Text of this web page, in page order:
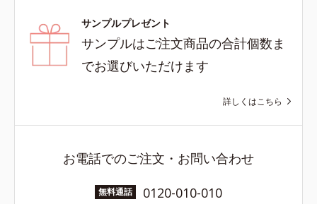
サンプルプレゼント
サンプルはご注文商品の合計個数ま
でお選びいただけます
詳しくはこちら
お電話でのご注文・お問い合わせ
無料通話 0120-010-010